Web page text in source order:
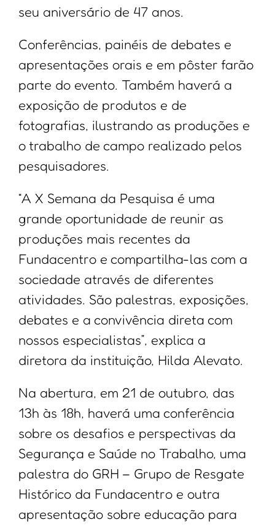
seu aniversário de 47 anos.
Conferências, painéis de debates e
apresentações orais e em pôster farão
parte do evento. Também haverá a
exposição de produtos e de
fotografias, ilustrando as produções e
o trabalho de campo realizado pelos
pesquisadores.
“A X Semana da Pesquisa é uma
grande oportunidade de reunir as
produções mais recentes da
Fundacentro e compartilha-las com a
sociedade através de diferentes
atividades. São palestras, exposições,
debates e a convivência direta com
nossos especialistas”, explica a
diretora da instituição, Hilda Alevato.
Na abertura, em 21 de outubro, das
13h às 18h, haverá uma conferência
sobre os desafios e perspectivas da
Segurança e Saúde no Trabalho, uma
palestra do GRH – Grupo de Resgate
Histórico da Fundacentro e outra
apresentação sobre educação para